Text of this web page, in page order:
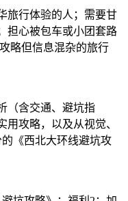
旅行体验的人；需要甘
担心被包车或小团套路
略但信息混杂的旅行
（含交通、避坑指
用攻略，以及从视觉、
《西北大环线避坑攻